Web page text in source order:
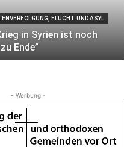
FLUCHT UND ASYL
in Syrien ist noch
Ende”
- Werbung -